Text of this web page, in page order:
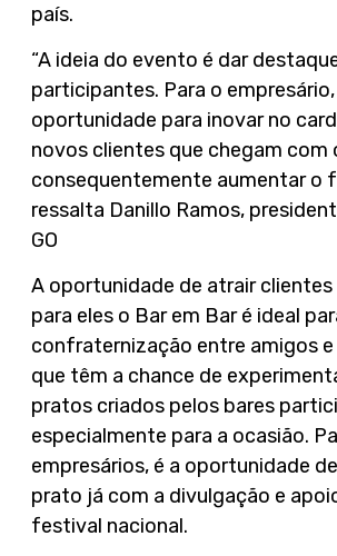
país.
“A ideia do evento é dar
participantes. Para o empresário,
oportunidade para inovar no
novos clientes que chegam com
consequentemente aumentar o
ressalta Danillo Ramos,
GO
A oportunidade de atrair clientes
para eles o Bar em Bar é ideal
confraternização entre amigos
que têm a chance de
pratos criados pelos bares
especialmente para a ocasião.
empresários, é a oportunidade
prato já com a divulgação e
festival nacional.